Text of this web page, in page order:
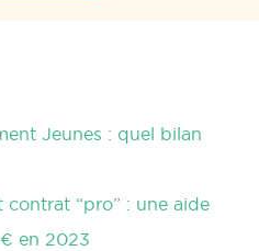
Jeunes : quel bilan
“pro” : une aide
en 2023